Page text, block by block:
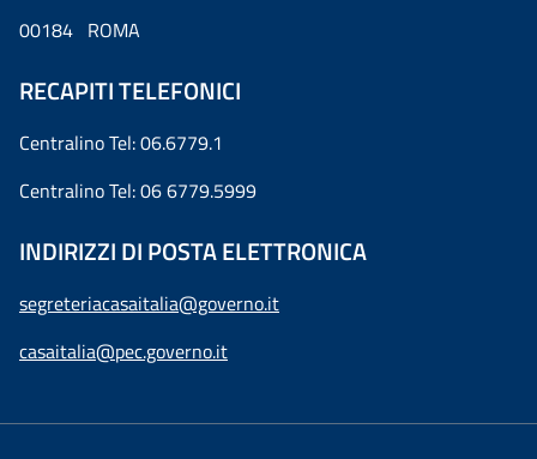
00184 ROMA
RECAPITI TELEFONICI
Centralino Tel: 06.6779.1
Centralino Tel: 06 6779.5999
INDIRIZZI DI POSTA ELETTRONICA
segreteriacasaitalia@governo.it
casaitalia@pec.governo.it